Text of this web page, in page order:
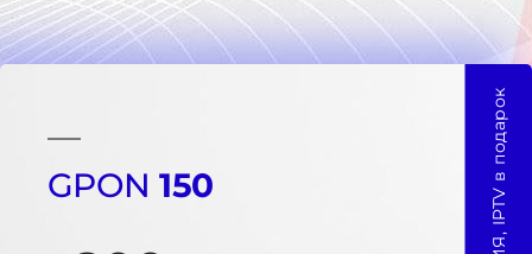
АКЦИЯ, IPTV в подарок
GPON150